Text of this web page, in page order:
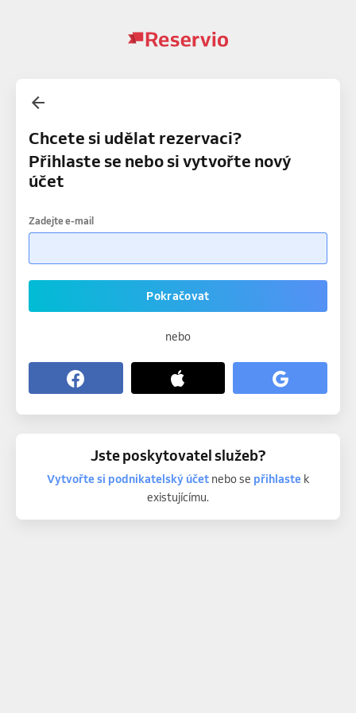
Chcete si udělat rezervaci?
Přihlaste se nebo si vytvořte nový
účet
Zadejte e-mail
Pokračovat
nebo
Jste poskytovatel služeb?
Vytvořte si podnikatelský účetnebo se přihlastek
existujícímu.